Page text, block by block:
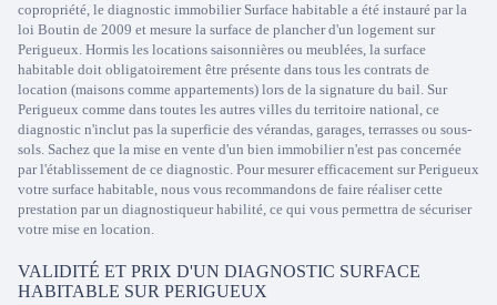
copropriété, le diagnostic immobilier Surface habitable a été instauré par la
loi Boutin de 2009 et mesure la surface de plancher d'un logement sur
Perigueux. Hormis les locations saisonnières ou meublées, la surface
habitable doit obligatoirement être présente dans tous les contrats de
location (maisons comme appartements) lors de la signature du bail. Sur
Perigueux comme dans toutes les autres villes du territoire national, ce
diagnostic n'inclut pas la superficie des vérandas, garages, terrasses ou sous-
sols. Sachez que la mise en vente d'un bien immobilier n'est pas concernée
par l'établissement de ce diagnostic. Pour mesurer efficacement sur Perigueux
votre surface habitable, nous vous recommandons de faire réaliser cette
prestation par un diagnostiqueur habilité, ce qui vous permettra de sécuriser
votre mise en location.
VALIDITÉ ET PRIX D'UN DIAGNOSTIC SURFACE
HABITABLE SUR PERIGUEUX